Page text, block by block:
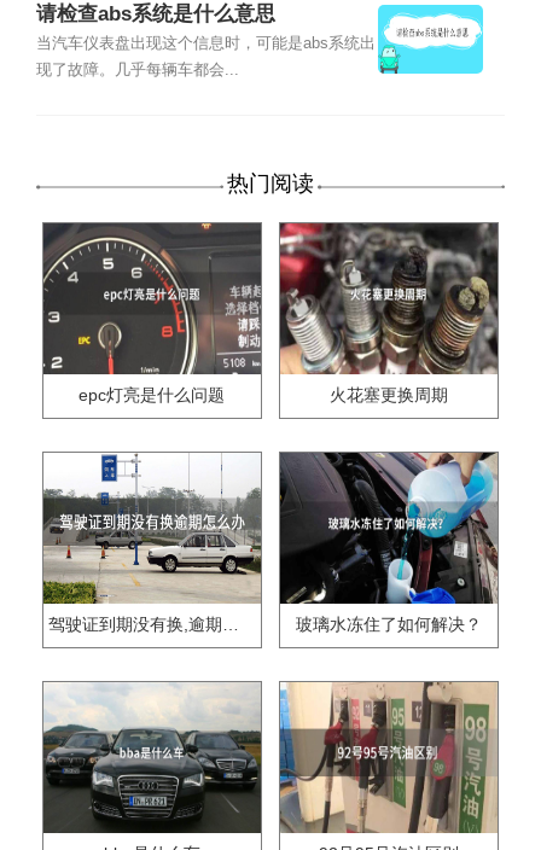
请检查abs系统是什么意思
当汽车仪表盘出现这个信息时，可能是abs系统出
现了故障。几乎每辆车都会...
热门阅读
epc灯亮是什么问题 火花塞更换周期
驾驶证到期没有换,逾期怎么办?? 玻璃水冻住了如何解决？